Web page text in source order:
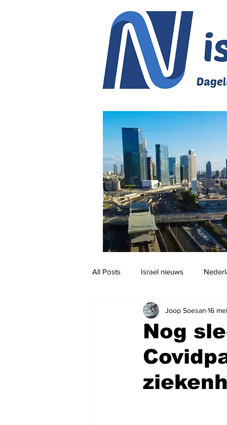
All Posts Israel nieuws
Jodendom en cultuur
Nog
Joop Soesan 16